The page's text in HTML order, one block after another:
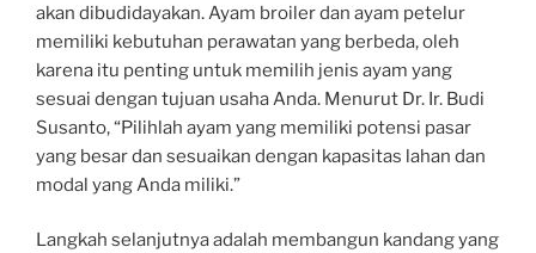
akan dibudidayakan. Ayam broiler dan ayam petelur
memiliki kebutuhan perawatan yang berbeda, oleh
karena itu penting untuk memilih jenis ayam yang
sesuai dengan tujuan usaha Anda. Menurut Dr. Ir. Budi
Susanto, “Pilihlah ayam yang memiliki potensi pasar
yang besar dan sesuaikan dengan kapasitas lahan dan
modal yang Anda miliki.”
Langkah selanjutnya adalah membangun kandang yang